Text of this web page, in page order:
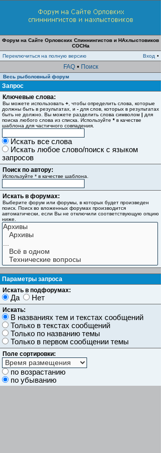
Форум на Сайте Орловских Спиннингистов и НАхлыстовиков
СОСНа
Переключиться на полную версию
Вход •
FAQ • Поиск
Весь рыболовный форум
Запрос
Ключевые слова:
Вы можете использовать + , чтобы определить слова, которые
должны быть в результатах, и - для слов, которых в результатах
быть не должно. Вы можете разделить слова символом | для
поиска любого слова из списка. Используйте * в качестве
шаблона для частичного совпадения.
Искать все слова
Искать любое слово/поиск с языком
запросов
Поиск по автору:
Используйте * в качестве шаблона.
Искать в форумах:
Выберите форум или форумы, в которых будет произведен
поиск. Поиск во вложенных форумах производится
автоматически, если Вы не отключили соответствующую опцию
ниже.
Параметры запроса
Искать в подфорумах:
Да Нет
Искать:
В названиях тем и текстах сообщений
Только в текстах сообщений
Только по названию темы
Только в первом сообщении темы
Поле сортировки:
по возрастанию
по убыванию